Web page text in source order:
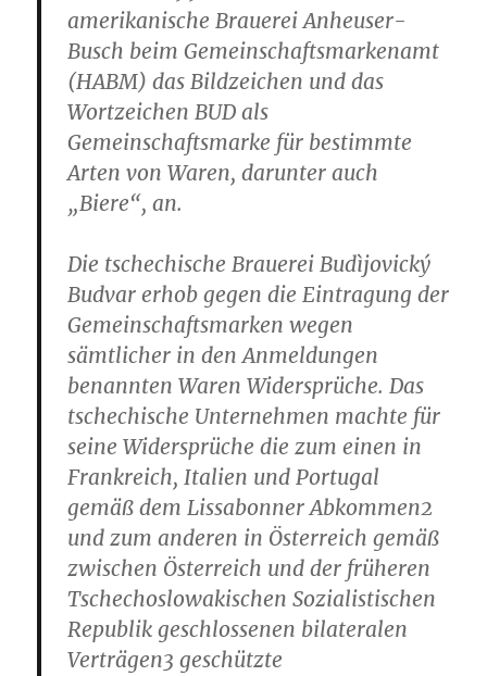
amerikanische Brauerei Anheuser-
Busch beim Gemeinschaftsmarkenamt
(HABM) das Bildzeichen und das
Wortzeichen BUD als
Gemeinschaftsmarke für bestimmte
Arten von Waren, darunter auch
„Biere“, an.
Die tschechische Brauerei Budìjovický
Budvar erhob gegen die Eintragung der
Gemeinschaftsmarken wegen
sämtlicher in den Anmeldungen
benannten Waren Widersprüche. Das
tschechische Unternehmen machte für
seine Widersprüche die zum einen in
Frankreich, Italien und Portugal
gemäß dem Lissabonner Abkommen2
und zum anderen in Österreich gemäß
zwischen Österreich und der früheren
Tschechoslowakischen Sozialistischen
Republik geschlossenen bilateralen
Verträgen3 geschützte